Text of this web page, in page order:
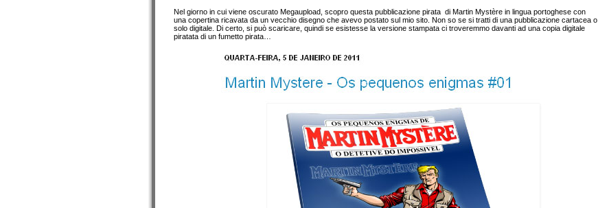
Nel giorno in cui viene oscurato Megaupload, scopro questa pubblicazione pirata di Martin Mystère in lingua portoghese con
una copertina ricavata da un vecchio disegno che avevo postato sul mio sito. Non so se si tratti di una pubblicazione cartacea o
solo digitale. Di certo, si può scaricare, quindi se esistesse la versione stampata ci troveremmo davanti ad una copia digitale
piratata di un fumetto pirata…